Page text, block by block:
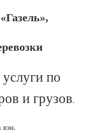
по
и грузов.
вэн.